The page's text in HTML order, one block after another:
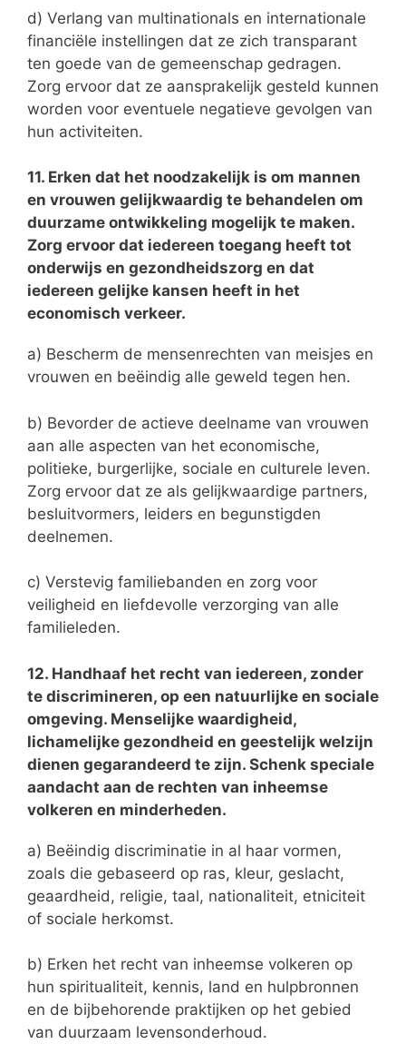
d) Verlang van multinationals en internationale
financiële instellingen dat ze zich transparant
ten goede van de gemeenschap gedragen.
Zorg ervoor dat ze aansprakelijk gesteld kunnen
worden voor eventuele negatieve gevolgen van
hun activiteiten.
11. Erken dat het noodzakelijk is om mannen
en vrouwen gelijkwaardig te behandelen om
duurzame ontwikkeling mogelijk te maken.
Zorg ervoor dat iedereen toegang heeft tot
onderwijs en gezondheidszorg en dat
iedereen gelijke kansen heeft in het
economisch verkeer.
a) Bescherm de mensenrechten van meisjes en
vrouwen en beëindig alle geweld tegen hen.
b) Bevorder de actieve deelname van vrouwen
aan alle aspecten van het economische,
politieke, burgerlijke, sociale en culturele leven.
Zorg ervoor dat ze als gelijkwaardige partners,
besluitvormers, leiders en begunstigden
deelnemen.
c) Verstevig familiebanden en zorg voor
veiligheid en liefdevolle verzorging van alle
familieleden.
12. Handhaaf het recht van iedereen, zonder
te discrimineren, op een natuurlijke en sociale
omgeving. Menselijke waardigheid,
lichamelijke gezondheid en geestelijk welzijn
dienen gegarandeerd te zijn. Schenk speciale
aandacht aan de rechten van inheemse
volkeren en minderheden.
a) Beëindig discriminatie in al haar vormen,
zoals die gebaseerd op ras, kleur, geslacht,
geaardheid, religie, taal, nationaliteit, etniciteit
of sociale herkomst.
b) Erken het recht van inheemse volkeren op
hun spiritualiteit, kennis, land en hulpbronnen
en de bijbehorende praktijken op het gebied
van duurzaam levensonderhoud.